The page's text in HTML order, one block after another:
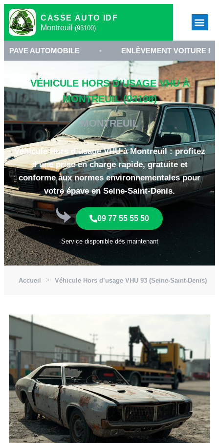
CASSE AUTO IDF
Montreuil (93100)
• ENLÈVEMENT VOITURE
VÉHICULE HORS D’USAGE VHU À
MONTREUIL (93100)
MONTREUIL
Véhicule Hors d’usage VHU à Montreuil : profitez
d’une prise en charge rapide, gratuite et
conforme aux normes environnementales pour
votre épave en Seine-Saint-Denis.
09 77 55 55 50
Service disponible dès maintenant
Accueil Véhicule Hors d’usage VHU 93 (Seine-Saint-Denis)